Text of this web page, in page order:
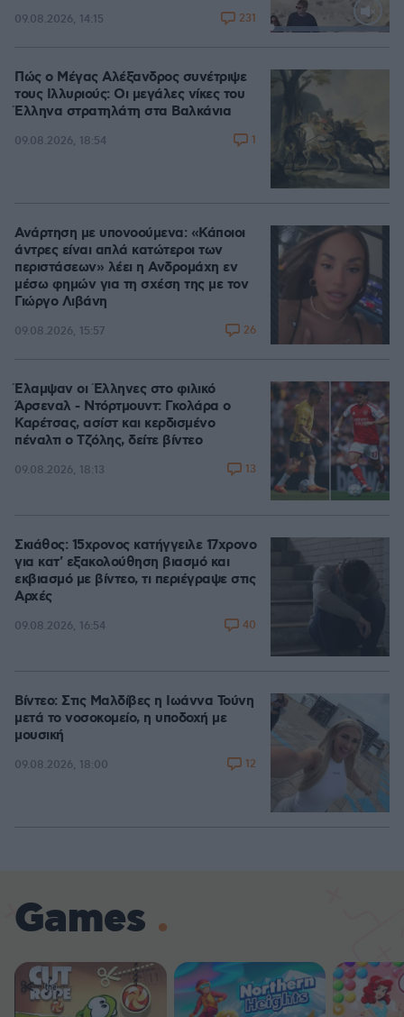
Loaded
09.08.2026, 14:15 231
Πώς ο Μέγας Αλέξανδρος συνέτριψε
τους Ιλλυριούς: Οι μεγάλες νίκες του
Έλληνα στρατηλάτη στα Βαλκάνια
09.08.2026, 18:54 1
Ανάρτηση με υπονοούμενα: «Κάποιοι
άντρες είναι απλά κατώτεροι των
περιστάσεων» λέει η Ανδρομάχη εν
μέσω φημών για τη σχέση της με τον
Γιώργο Λιβάνη
09.08.2026, 15:57 26
Έλαμψαν οι Έλληνες στο φιλικό
Άρσεναλ - Ντόρτμουντ: Γκολάρα ο
Καρέτσας, ασίστ και κερδισμένο
πέναλτι ο Τζόλης, δείτε βίντεο
09.08.2026, 18:13 13
Σκιάθος: 15χρονος κατήγγειλε 17χρονο
για κατ' εξακολούθηση βιασμό και
εκβιασμό με βίντεο, τι περιέγραψε στις
Αρχές
09.08.2026, 16:54 40
Βίντεο: Στις Μαλδίβες η Ιωάννα Τούνη
μετά το νοσοκομείο, η υποδοχή με
μουσική
09.08.2026, 18:00 12
Games